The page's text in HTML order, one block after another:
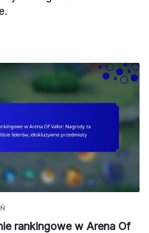
rankingowe w Arena Of